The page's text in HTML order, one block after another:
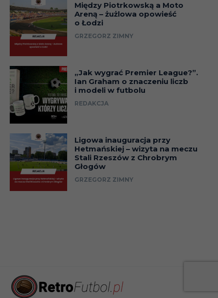
Między Piotrkowską a Moto
Areną – żużlowa opowieść
o Łodzi
GRZEGORZ ZIMNY
„Jak wygrać Premier League?”.
Ian Graham o znaczeniu liczb
i modeli w futbolu
REDAKCJA
Ligowa inauguracja przy
Hetmańskiej – wizyta na meczu
Stali Rzeszów z Chrobrym
Głogów
GRZEGORZ ZIMNY